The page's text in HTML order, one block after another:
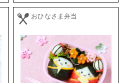
おひなさま弁当